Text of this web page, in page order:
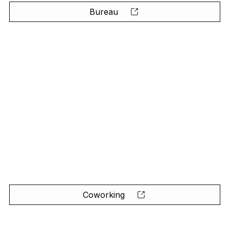
Bureau
Coworking